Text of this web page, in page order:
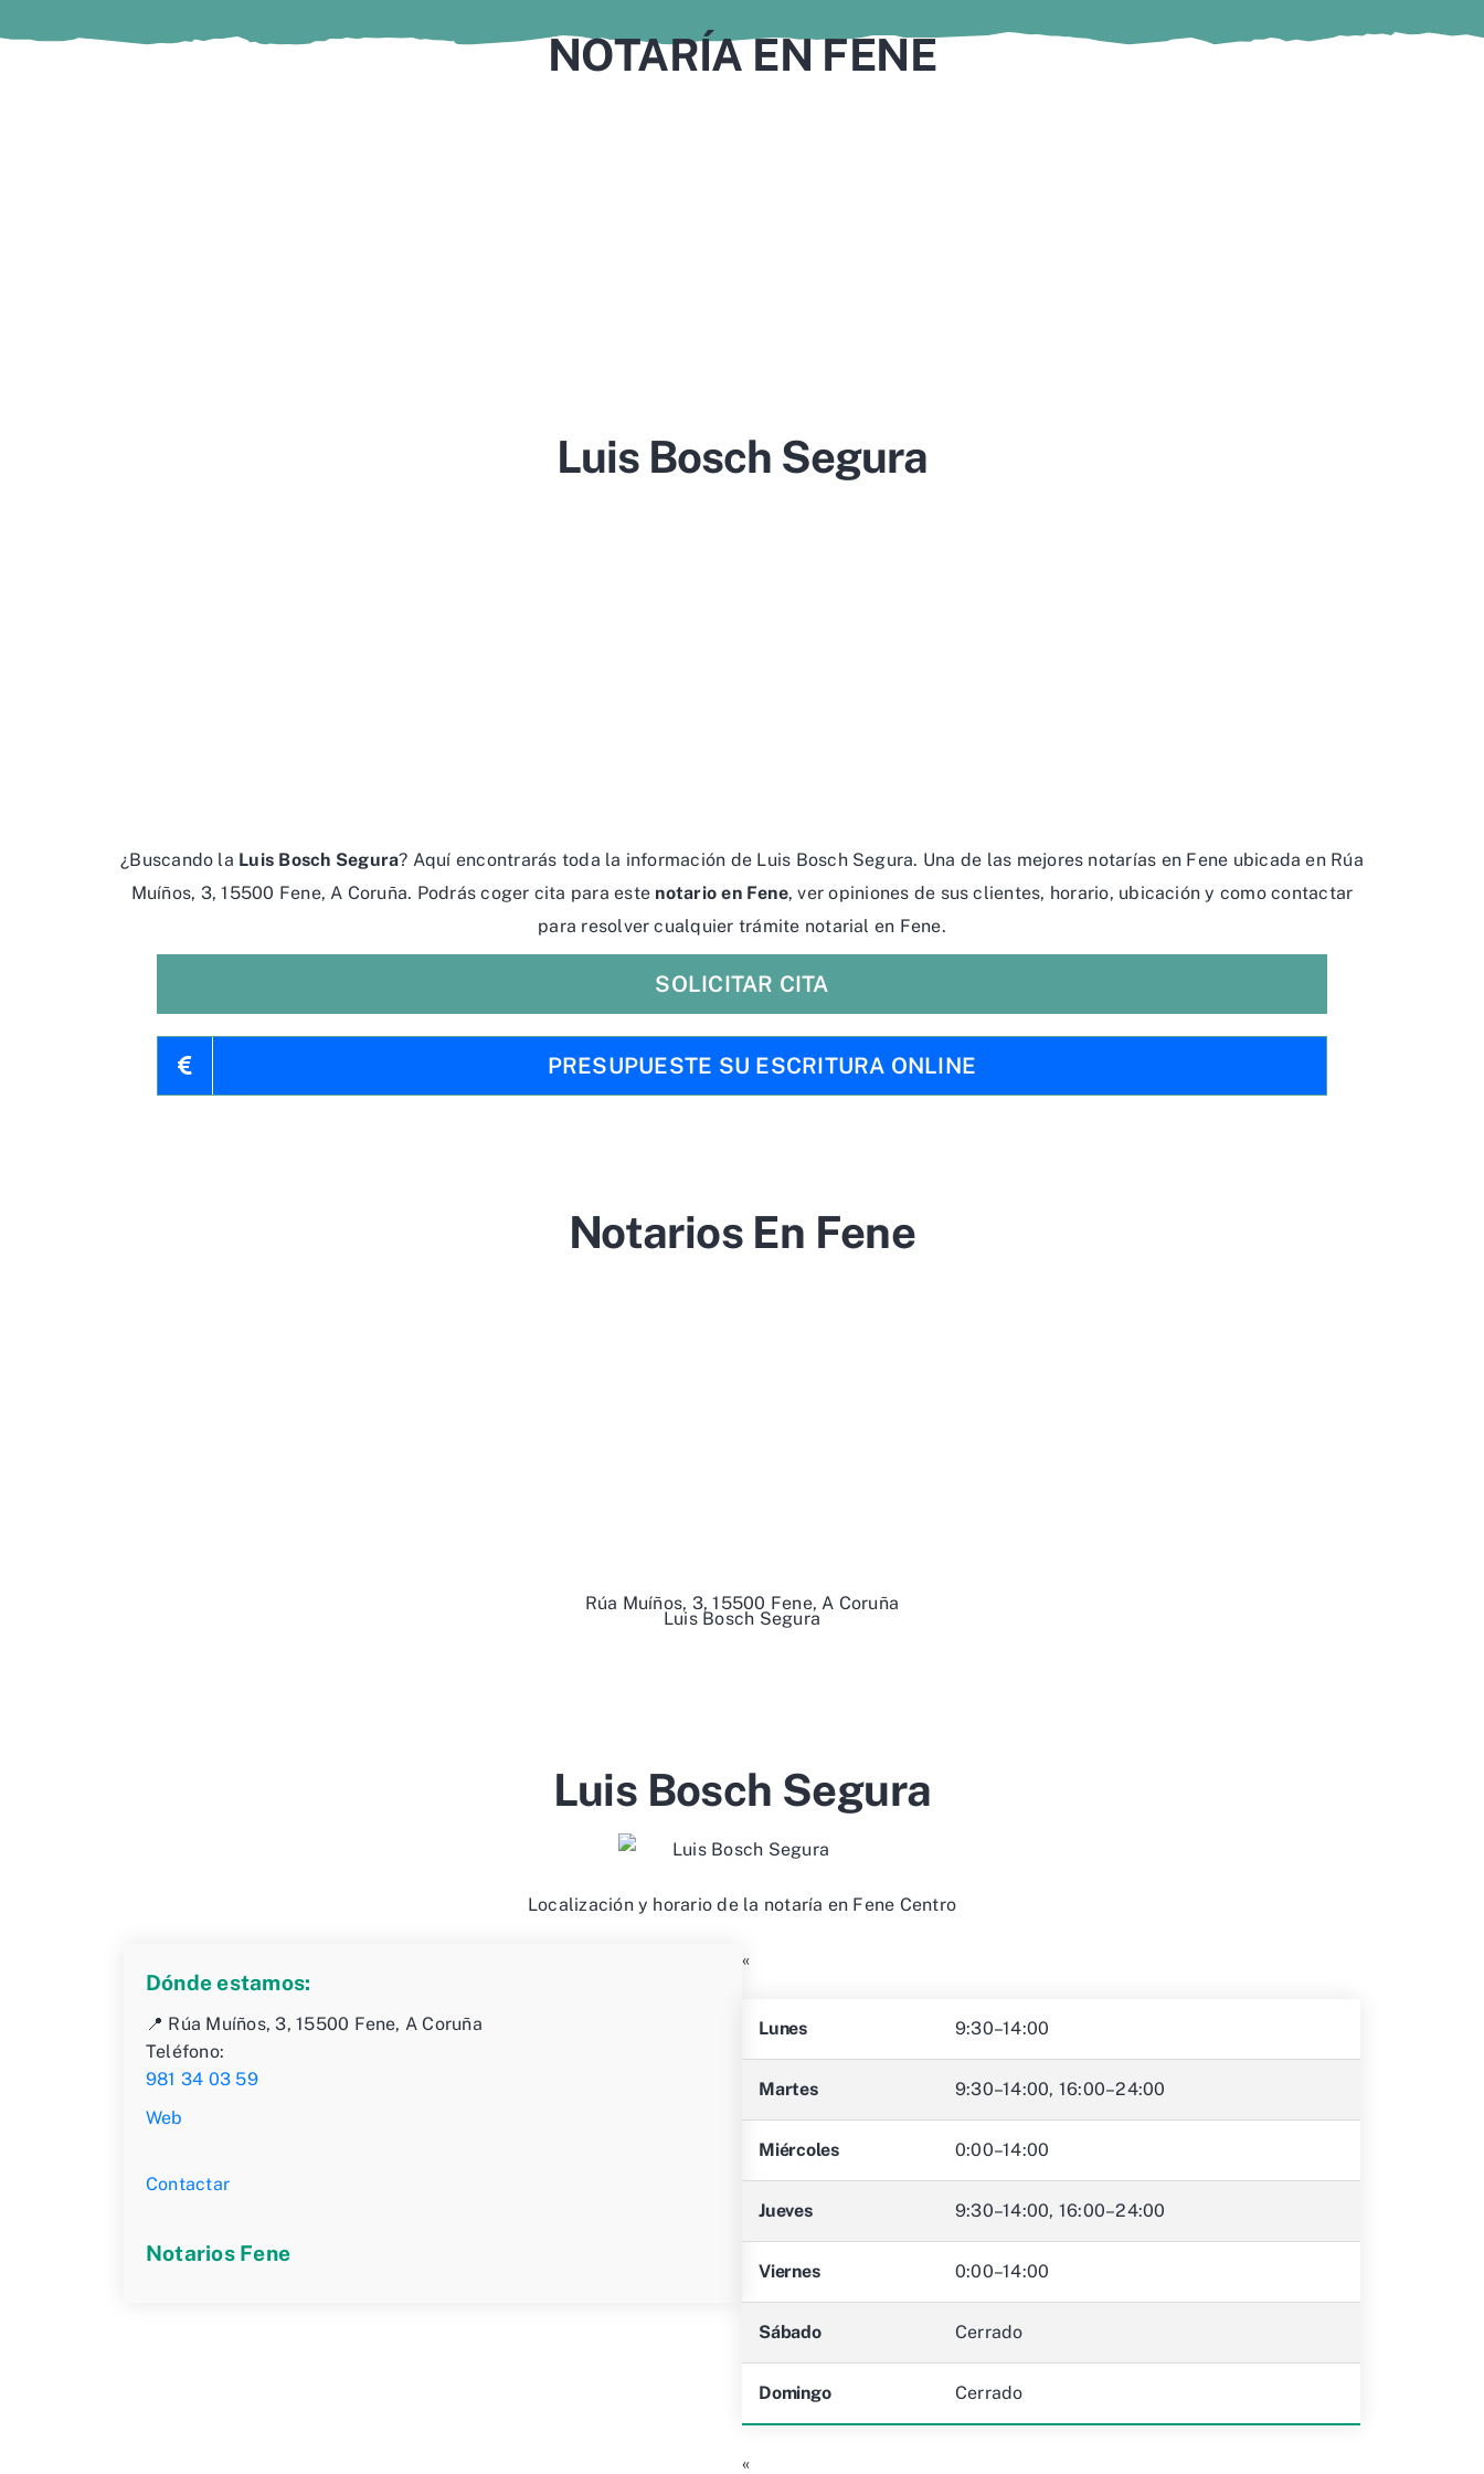
NOTARÍA EN FENE
Luis Bosch Segura
¿Buscando la Luis Bosch Segura? Aquí encontrarás toda la información de Luis Bosch Segura. Una de las mejores notarías en Fene ubicada en Rúa
Muíños, 3, 15500 Fene, A Coruña. Podrás coger cita para este notario en Fene, ver opiniones de sus clientes, horario, ubicación y como contactar
para resolver cualquier trámite notarial en Fene.
SOLICITAR CITA
PRESUPUESTE SU ESCRITURA ONLINE
Notarios En Fene
Luis Bosch Segura
Rúa Muíños, 3, 15500 Fene, A Coruña
Luis Bosch Segura
Localización y horario de la notaría en Fene Centro
Dónde estamos:
📍 Rúa Muíños, 3, 15500 Fene, A Coruña
Teléfono:
981 34 03 59
Web
Contactar
Notarios Fene
«
Lunes 9:30–14:00
Martes 9:30–14:00, 16:00–24:00
Miércoles 0:00–14:00
Jueves 9:30–14:00, 16:00–24:00
Viernes 0:00–14:00
Sábado Cerrado
Domingo Cerrado
«